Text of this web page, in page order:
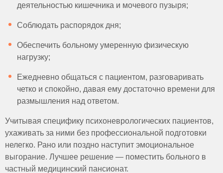
деятельностью кишечника и мочевого пузыря;
Соблюдать распорядок дня;
Обеспечить больному умеренную физическую
нагрузку;
Ежедневно общаться с пациентом, разговаривать
четко и спокойно, давая ему достаточно времени для
размышления над ответом.
Учитывая специфику психоневрологических пациентов,
ухаживать за ними без профессиональной подготовки
нелегко. Рано или поздно наступит эмоциональное
выгорание. Лучшее решение — поместить больного в
частный медицинский пансионат.